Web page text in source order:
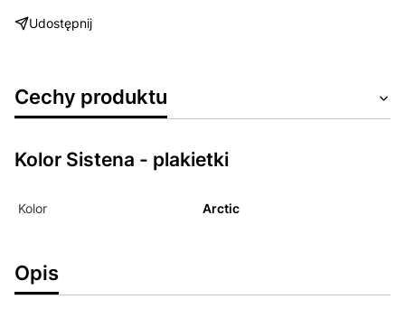
Udostępnij
Cechy produktu
Kolor Sistena - plakietki
Kolor Arctic
Opis